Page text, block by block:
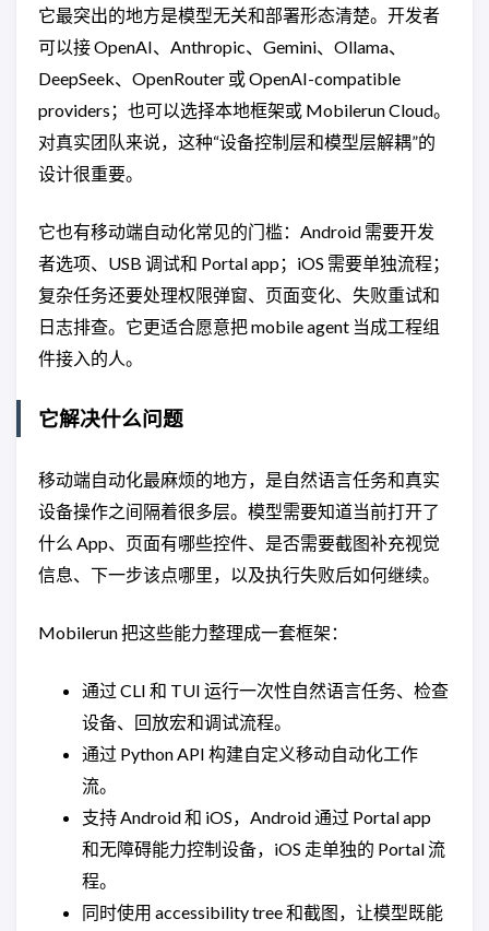
它最突出的地方是模型无关和部署形态清楚。开发者
可以接 OpenAI、Anthropic、Gemini、Ollama、
DeepSeek、OpenRouter 或 OpenAI-compatible
providers；也可以选择本地框架或 Mobilerun Cloud。
对真实团队来说，这种“设备控制层和模型层解耦”的
设计很重要。
它也有移动端自动化常见的门槛：Android 需要开发
者选项、USB 调试和 Portal app；iOS 需要单独流程；
复杂任务还要处理权限弹窗、页面变化、失败重试和
日志排查。它更适合愿意把 mobile agent 当成工程组
件接入的人。
它解决什么问题
移动端自动化最麻烦的地方，是自然语言任务和真实
设备操作之间隔着很多层。模型需要知道当前打开了
什么 App、页面有哪些控件、是否需要截图补充视觉
信息、下一步该点哪里，以及执行失败后如何继续。
Mobilerun 把这些能力整理成一套框架：
通过 CLI 和 TUI 运行一次性自然语言任务、检查
设备、回放宏和调试流程。
通过 Python API 构建自定义移动自动化工作
流。
支持 Android 和 iOS，Android 通过 Portal app
和无障碍能力控制设备，iOS 走单独的 Portal 流
程。
同时使用 accessibility tree 和截图，让模型既能